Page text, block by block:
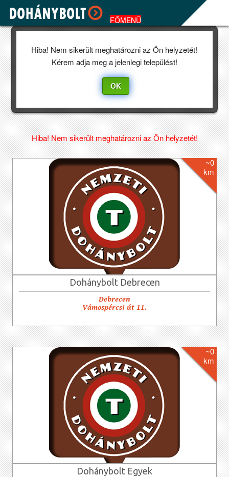
FŐMENÜ
Jelenlegi település
Hiba! Nem sikerült meghatározni az Ön helyzetét!
~0
km
Dohánybolt Debrecen
Debrecen
Vámospércsi út 11.
~0
km
Dohánybolt Egyek
×
Select Language▼
Reset
Focus
Hiba! Nem sikerült meghatározni az Ön helyzetét!
Kérem adja meg a jelenlegi települést!
OK
Focus